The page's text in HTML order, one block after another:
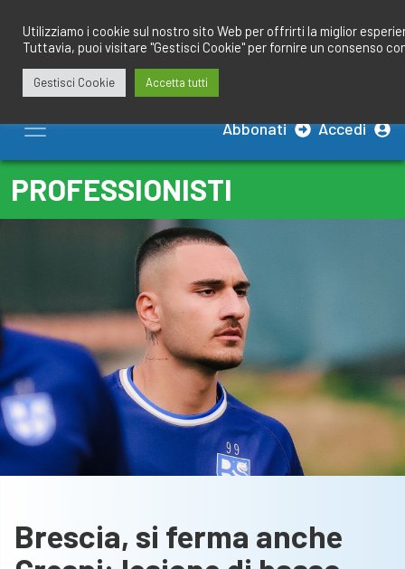
contenuto
Abbonati Accedi
PROFESSIONISTI
Brescia, si ferma anche
Utilizziamo i cookie sul nostro sito Web per offrirti la miglior
Tuttavia, puoi visitare "Gestisci Cookie" per fornire un consenso
Gestisci Cookie Accetta tutti